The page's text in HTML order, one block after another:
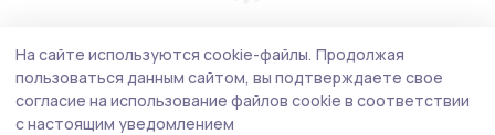
На сайте используются cookie-файлы. Продолжая
пользоваться данным сайтом, вы подтверждаете свое
согласие на использование файлов cookie в соответствии
с настоящим уведомлением